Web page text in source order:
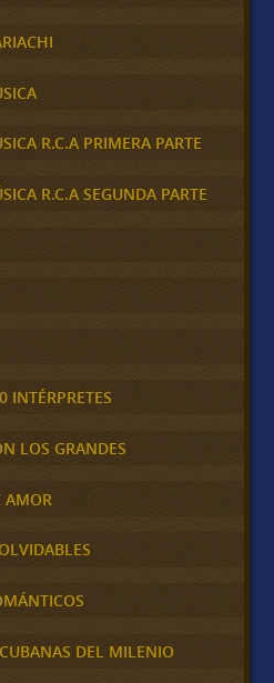
R.C.A PRIMERA PARTE
R.C.A SEGUNDA PARTE
INTÉRPRETES
LOS GRANDES
AMOR
DEL MILENIO